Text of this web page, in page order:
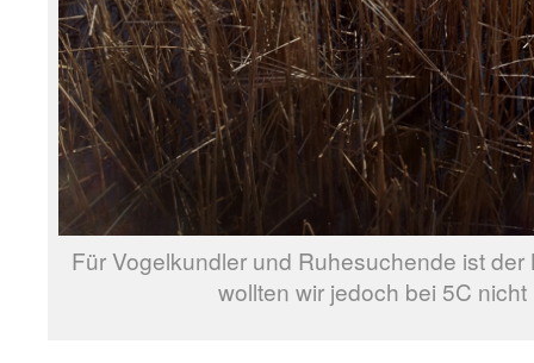
Für Vogelkundler und Ruhesuchende ist
wollten wir jedoch bei 5C